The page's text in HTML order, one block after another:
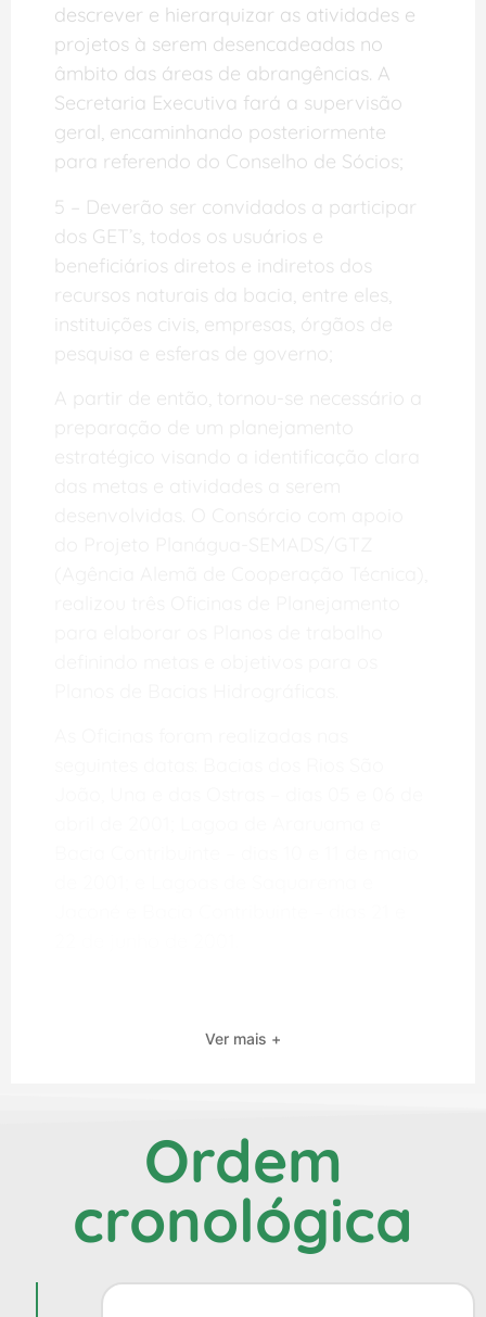
descrever e hierarquizar as atividades e
projetos à serem desencadeadas no
âmbito das áreas de abrangências. A
Secretaria Executiva fará a supervisão
geral, encaminhando posteriormente
para referendo do Conselho de Sócios;
5 – Deverão ser convidados a participar
dos GET’s, todos os usuários e
beneficiários diretos e indiretos dos
recursos naturais da bacia, entre eles,
instituições civis, empresas, órgãos de
pesquisa e esferas de governo;
A partir de então, tornou-se necessário a
Ver mais +
Ordem
cronológica